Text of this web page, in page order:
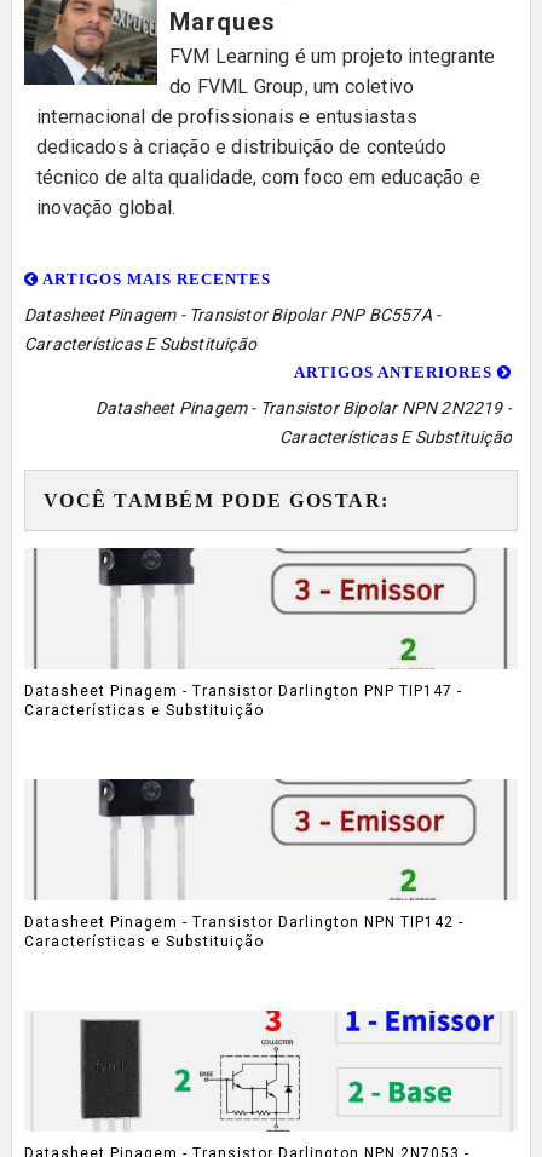
Marques
FVM Learning é um projeto integrante
do FVML Group, um coletivo
internacional de profissionais e entusiastas
dedicados à criação e distribuição de conteúdo
técnico de alta qualidade, com foco em educação e
inovação global.
ARTIGOS MAIS RECENTES
Datasheet Pinagem - Transistor Bipolar PNP BC557A -
Características E Substituição
ARTIGOS ANTERIORES
Datasheet Pinagem - Transistor Bipolar NPN 2N2219 -
Características E Substituição
VOCÊ TAMBÉM PODE GOSTAR:
Datasheet Pinagem - Transistor Darlington PNP TIP147 -
Características e Substituição
Datasheet Pinagem - Transistor Darlington NPN TIP142 -
Características e Substituição
Datasheet Pinagem - Transistor Darlington NPN 2N7053 -